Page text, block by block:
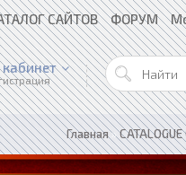
САЙТОВ ФОРУМ
Главная»